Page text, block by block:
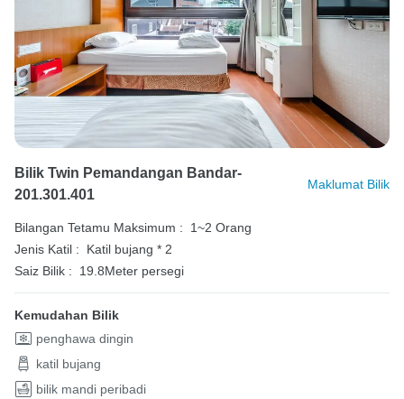
Bilik Twin Pemandangan Bandar-
201.301.401
Maklumat Bilik
Bilangan Tetamu Maksimum :
1~2 Orang
Jenis Katil :
Katil bujang * 2
Saiz Bilik :
19.8Meter persegi
Kemudahan Bilik
penghawa dingin
katil bujang
bilik mandi peribadi